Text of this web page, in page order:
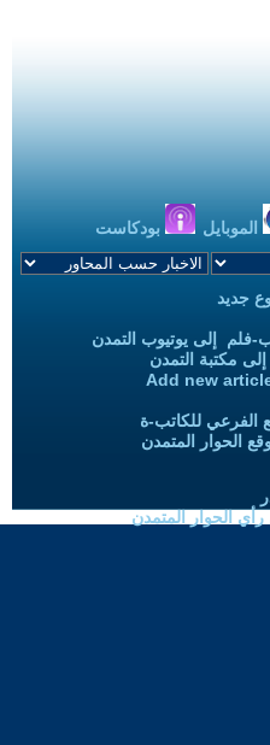
الموبايل بودكاست
جديد
فلم إلى يوتيوب التمدن
مكتبة التمدن
Add new
الفرعي للكاتب-ة
الحوار المتمدن
الحوار المتمدن